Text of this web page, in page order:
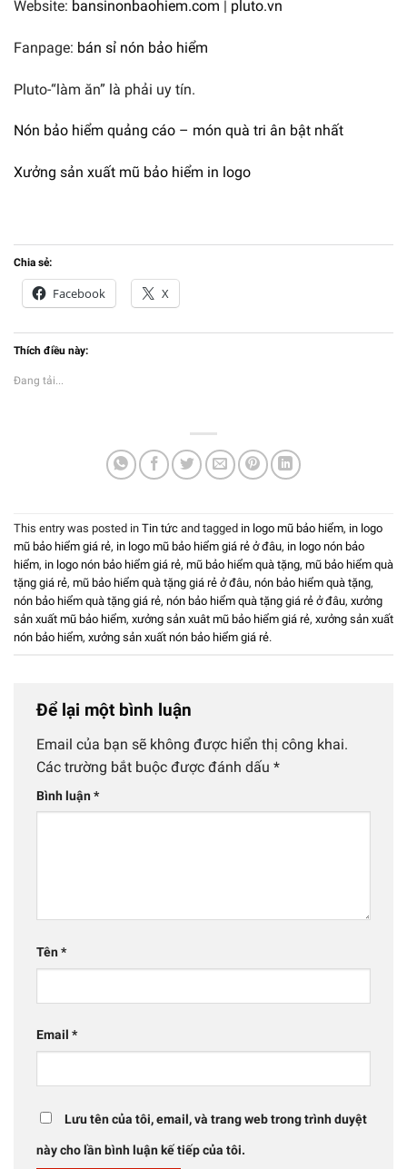
Website: bansinonbaohiem.com | pluto.vn
Fanpage: bán sỉ nón bảo hiểm
Pluto-“làm ăn” là phải uy tín.
Nón bảo hiểm quảng cáo – món quà tri ân bật nhất
Xưởng sản xuất mũ bảo hiểm in logo
Chia sẻ:
Facebook X
Thích điều này:
Đang tải...
This entry was posted in Tin tức and tagged in logo mũ bảo hiểm, in logo
mũ bảo hiểm giá rẻ, in logo mũ bảo hiểm giá rẻ ở đâu, in logo nón bảo
hiểm, in logo nón bảo hiểm giá rẻ, mũ bảo hiểm quà tặng, mũ bảo hiểm quà
tặng giá rẻ, mũ bảo hiểm quà tặng giá rẻ ở đâu, nón bảo hiểm quà tặng,
nón bảo hiểm quà tặng giá rẻ, nón bảo hiểm quà tặng giá rẻ ở đâu, xưởng
sản xuất mũ bảo hiểm, xưởng sản xuât mũ bảo hiểm giá rẻ, xưởng sản xuất
nón bảo hiểm, xưởng sản xuất nón bảo hiểm giá rẻ.
Để lại một bình luận
Email của bạn sẽ không được hiển thị công khai.
Các trường bắt buộc được đánh dấu *
Bình luận*
Tên*
Email *
Lưu tên của tôi, email, và trang web trong trình duyệt
này cho lần bình luận kế tiếp của tôi.